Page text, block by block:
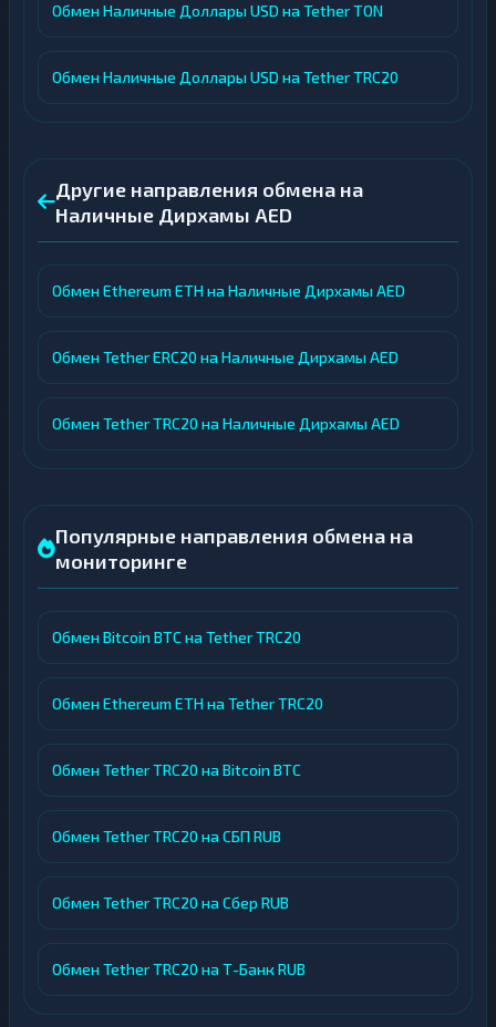
Обмен Наличные Доллары USD на Tether TON
Обмен Наличные Доллары USD на Tether TRC20
Другие направления обмена на
Наличные Дирхамы AED
Обмен Ethereum ETH на Наличные Дирхамы AED
Обмен Tether ERC20 на Наличные Дирхамы AED
Обмен Tether TRC20 на Наличные Дирхамы AED
Популярные направления обмена на
мониторинге
Обмен Bitcoin BTC на Tether TRC20
Обмен Ethereum ETH на Tether TRC20
Обмен Tether TRC20 на Bitcoin BTC
Обмен Tether TRC20 на СБП RUB
Обмен Tether TRC20 на Сбер RUB
Обмен Tether TRC20 на Т-Банк RUB